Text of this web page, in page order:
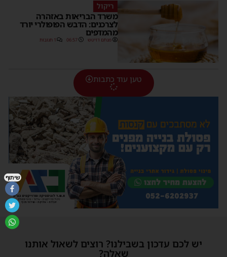
ריקול
משרד הבריאות באזהרה
לצרכנים: הדבש הפופולרי יורד
מהמדפים
מנחם דויטש 06:57 1 תגובות
טען עוד כתבות
יש לכם עדכון בשבילנו? רוצים לשאול אותנו
שאלה?
שיתוף